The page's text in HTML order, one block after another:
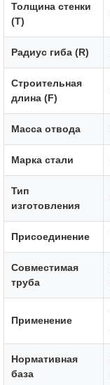
Толщина стенки
(T)
Радиус гиба (R)
Строительная
длина (F)
Масса отвода
Марка стали
Тип
изготовления
Присоединение
Совместимая
труба
Применение
Нормативная
база